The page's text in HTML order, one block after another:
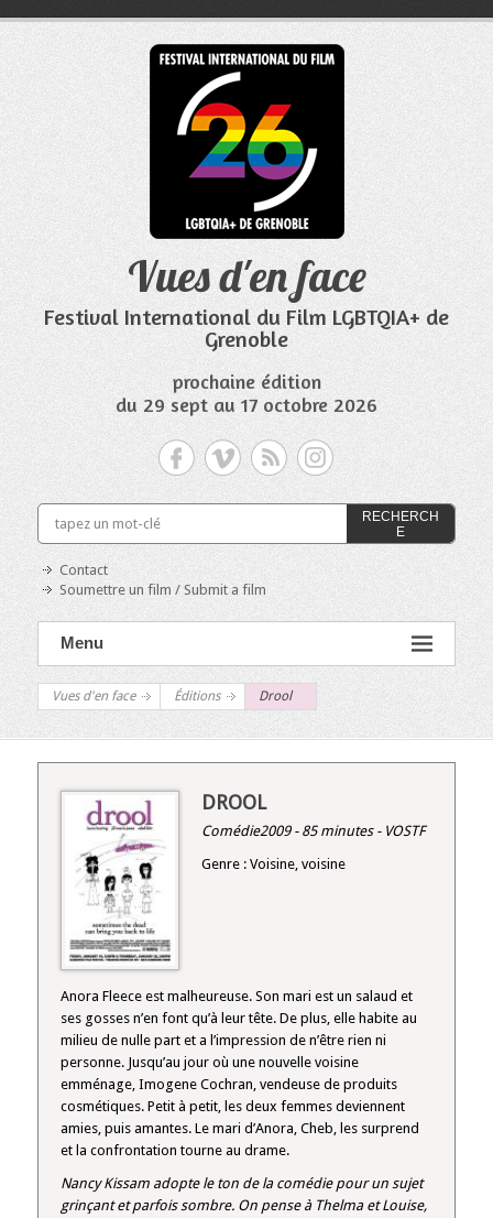
Vues d'en face
Festival International du Film LGBTQIA+ de
Grenoble
prochaine édition
du 29 sept au 17 octobre 2026
RECHERCH
E
Contact
Soumettre un film / Submit a film
Menu
Vues d'en face Éditions Drool
DROOL
Comédie2009 - 85 minutes - VOSTF
Genre : Voisine, voisine
Anora Fleece est malheureuse. Son mari est un salaud et
ses gosses n’en font qu’à leur tête. De plus, elle habite au
milieu de nulle part et a l’impression de n’être rien ni
personne. Jusqu’au jour où une nouvelle voisine
emménage, Imogene Cochran, vendeuse de produits
cosmétiques. Petit à petit, les deux femmes deviennent
amies, puis amantes. Le mari d’Anora, Cheb, les surprend
et la confrontation tourne au drame.
Nancy Kissam adopte le ton de la comédie pour un sujet
grinçant et parfois sombre. On pense à Thelma et Louise,